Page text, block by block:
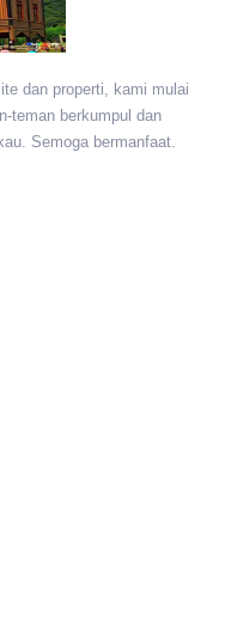
dan properti, kami mulai
teman berkumpul dan
Semoga bermanfaat.